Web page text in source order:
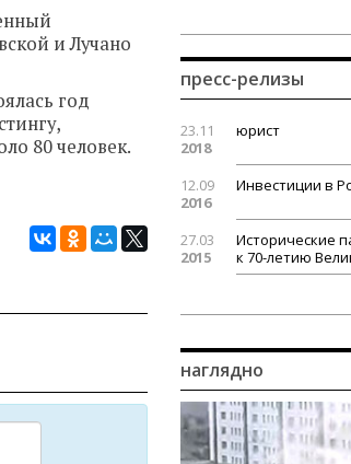
и Лучано
год
80 человек.
пресс-релизы
23.11
2018
юрист
12.09
2016
Инвестиции в
27.03
2015
Исторические
к 70-летию
наглядно